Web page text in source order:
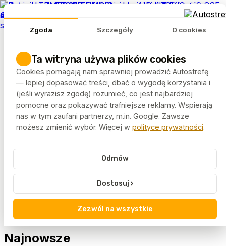
Zgoda Szczegóły O cookies
Ta witryna używa plików cookies
Cookies pomagają nam sprawniej prowadzić Autostrefę
— lepiej dopasować treści, dbać o wygodę korzystania i
(jeśli wyrazisz zgodę) rozumieć, co jest najbardziej
pomocne oraz pokazywać trafniejsze reklamy. Wspierają
nas w tym zaufani partnerzy, m.in. Google. Zawsze
możesz zmienić wybór. Więcej w polityce prywatności.
Odmów
Dostosuj ›
Zezwól na wszystkie
REKLAMA
Artykuły
Rankingi
FELGEO.PL
Autostrefa Tagi Japonia
Japonia od lat wyznacza trendy w światowej
motoryzacji. Artykuły oznaczone tym tagiem przybliżają
specyfikę japońskiego rynku i technologii.
Treści skierowane są do pasjonatów motoryzacji i osób
zainteresowanych rynkami zagranicznymi.
Najnowsze